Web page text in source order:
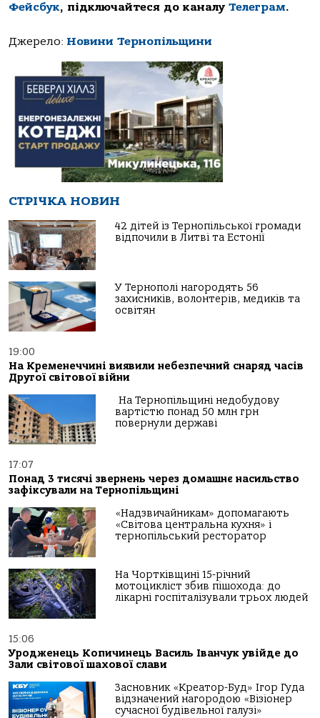
Фейсбук, підключайтеся до каналу Телеграм.
Джерело: Новини Тернопільщини
СТРІЧКА НОВИН
42 дітей із Тернопільської громади
відпочили в Литві та Естонії
У Тернополі нагородять 56
захисників, волонтерів, медиків та
освітян
19:00
На Кременеччині виявили небезпечний снаряд часів
Другої світової війни
На Тернопільщині недобудову
вартістю понад 50 млн грн
повернули державі
17:07
Понад 3 тисячі звернень через домашнє насильство
зафіксували на Тернопільщині
«Надзвичайникам» допомагають
«Світова центральна кухня» і
тернопільський ресторатор
На Чортківщині 15-річний
мотоцикліст збив пішохода: до
лікарні госпіталізували трьох людей
15:06
Уродженець Копичинець Василь Іванчук увійде до
Зали світової шахової слави
Засновник «Креатор-Буд» Ігор Гуда
відзначений нагородою «Візіонер
сучасної будівельної галузі»